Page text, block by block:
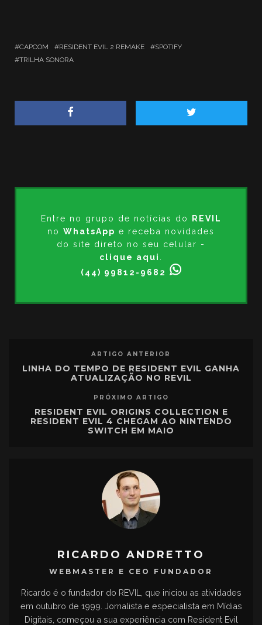
CAPCOM RESIDENT EVIL 2 REMAKE
SPOTIFY
TRILHA SONORA
Entre no grupo de notícias do
REVIL
no WhatsApp e receba novidades
do site direto no seu celular -
clique aqui
(44) 99812-9682
ARTIGO ANTERIOR
LINHA DO TEMPO DE RESIDENT EVIL GANHA
ATUALIZAÇÃO NO REVIL
PRÓXIMO ARTIGO
RESIDENT EVIL ORIGINS COLLECTION E
RESIDENT EVIL 4 CHEGAM AO NINTENDO
SWITCH EM MAIO
RICARDO ANDRETTO
WEBMASTER E CEO FUNDADOR
Ricardo é o fundador do REVIL, que iniciou as atividades
em outubro de 1999. Jornalista e especialista em Mídias
Digitais, começou a sua experiência com Resident Evil